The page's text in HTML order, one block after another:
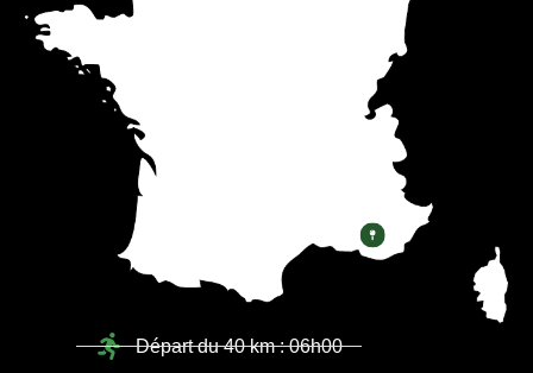
Départ de Aiguines
Départ du 40 km : 06h00